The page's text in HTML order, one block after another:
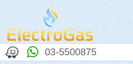
נגישות
אתר
המרכזי
03-5500875